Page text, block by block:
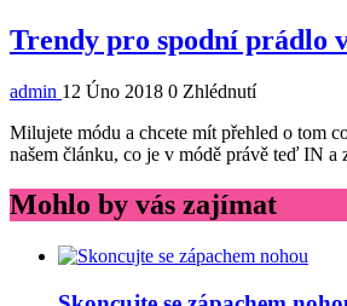
Trendy pro spodní prádlo
admin 12 Úno 2018 0 Zhlédnutí
Milujete módu a chcete mít přehled o tom
našem článku, co je v módě právě teď IN a
Mohlo by vás zajímat